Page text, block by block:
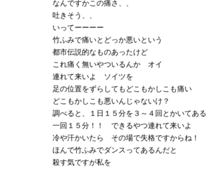
なんですかこの痛さ、、
吐きそう、、
いってーーーー
竹ふみで痛いとどっか悪いという
都市伝説的なものあったけど
これ痛く無いやついるんか オイ
連れて来いよ ソイツを
足の位置をずらしてもどこもかしこも痛い
どこもかしこも悪いんじゃないけ？
調べると、１日１５分を３～４回とかいてある
一回１５分！！ できるやつ連れて来いよ
冷や汗かいたら その場で失格ですからね！
ほんで竹ふみでダンスってあるんだと
殺す気ですが私を